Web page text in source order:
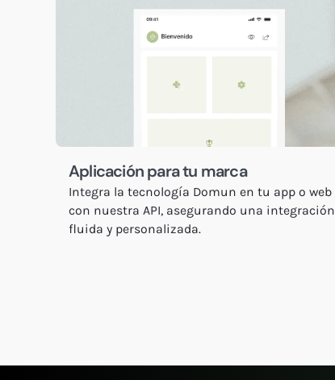
Aplicación para tu marca
Integra la tecnología Domun en tu app o web
con nuestra API, asegurando una integración
fluida y personalizada.